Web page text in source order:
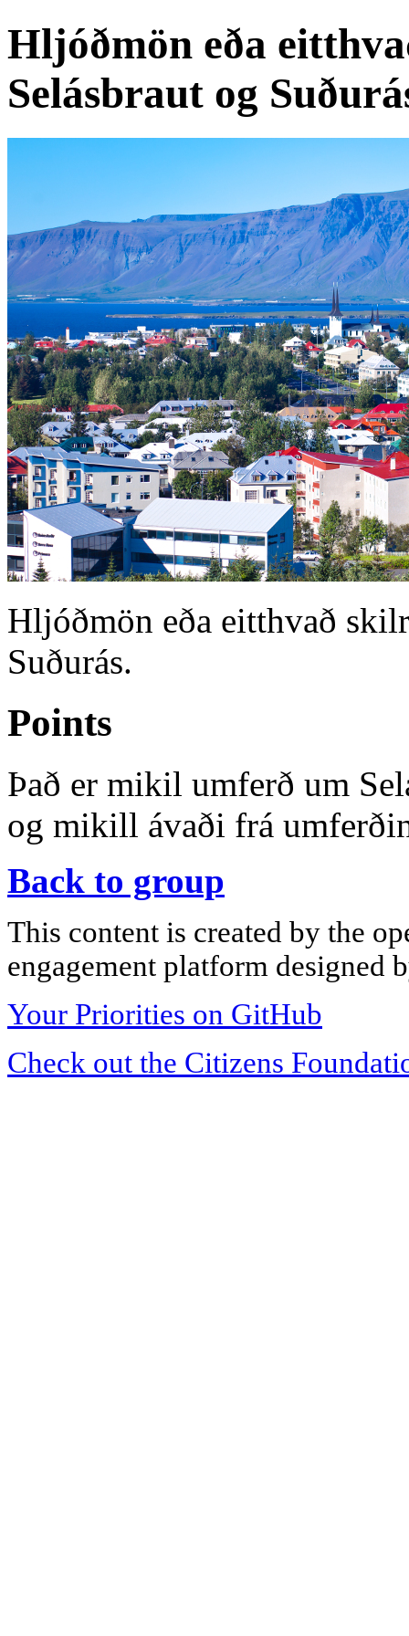
Hljóðmön eða
Selásbraut og
Hljóðmön eða eitthvað
Suðurás.
Points
Það er mikil umferð um
og mikill ávaði frá
Back to group
This content is created by the
engagement platform designed
Your Priorities on GitHub
Check out the Citizens